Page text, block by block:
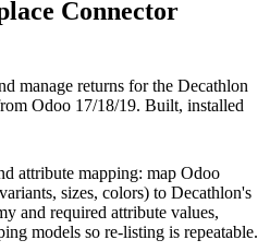
Connector
manage returns for the Decathlon
Odoo 17/18/19. Built, installed
attribute mapping: map Odoo
sizes, colors) to Decathlon's
and required attribute values,
models so re-listing is repeatable.